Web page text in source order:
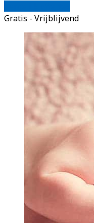
Gratis - Vrijblijvend